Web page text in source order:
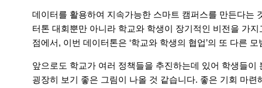
데이터를 활용하여 지속가능한 스마트 캠퍼스를 만든다는
터톤 대회뿐만 아니라 학교와 학생이 장기적인 비전을 가
점에서, 이번 데이터톤은 ‘학교와 학생의 협업’의 또 다른
앞으로도 학교가 여러 정책들을 추진하는데 있어 학생들
굉장히 보기 좋은 그림이 나올 것 같습니다. 좋은 기회 마